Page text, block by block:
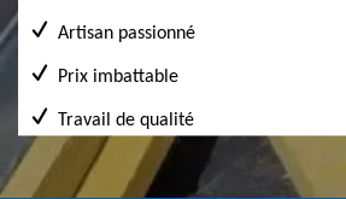
Artisan passionné
Prix imbattable
Travail de qualité